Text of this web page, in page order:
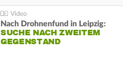
Nach Drohnenfund in Leipzig:
SUCHE NACH ZWEITEM
GEGENSTAND